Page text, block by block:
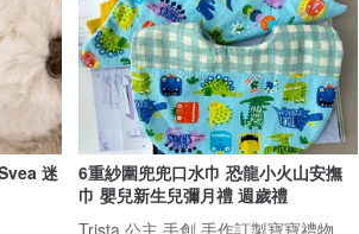
迷
6重紗圍兜兜口水巾 恐龍小火山安撫
巾 嬰兒新生兒彌月禮 週歲禮